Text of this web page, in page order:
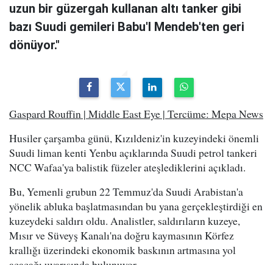
uzun bir güzergah kullanan altı tanker gibi
bazı Suudi gemileri Babu'l Mendeb'ten geri
dönüyor."
Gaspard Rouffin | Middle East Eye | Tercüme: Mepa News
Husiler çarşamba günü, Kızıldeniz'in kuzeyindeki önemli
Suudi liman kenti Yenbu açıklarında Suudi petrol tankeri
NCC Wafaa'ya balistik füzeler ateşlediklerini açıkladı.
Bu, Yemenli grubun 22 Temmuz'da Suudi Arabistan'a
yönelik abluka başlatmasından bu yana gerçekleştirdiği en
kuzeydeki saldırı oldu. Analistler, saldırıların kuzeye,
Mısır ve Süveyş Kanalı'na doğru kaymasının Körfez
krallığı üzerindeki ekonomik baskının artmasına yol